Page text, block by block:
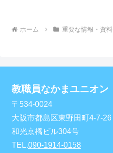
ホーム 重要な情報・資料
教職員なかまユニオン
〒534-0024
大阪市都島区東野田町4-7-26
和光京橋ビル304号
TEL.090-1914-0158